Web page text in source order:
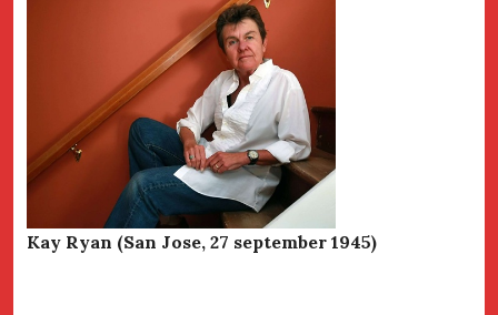
Kay Ryan (San Jose, 27 september 1945)